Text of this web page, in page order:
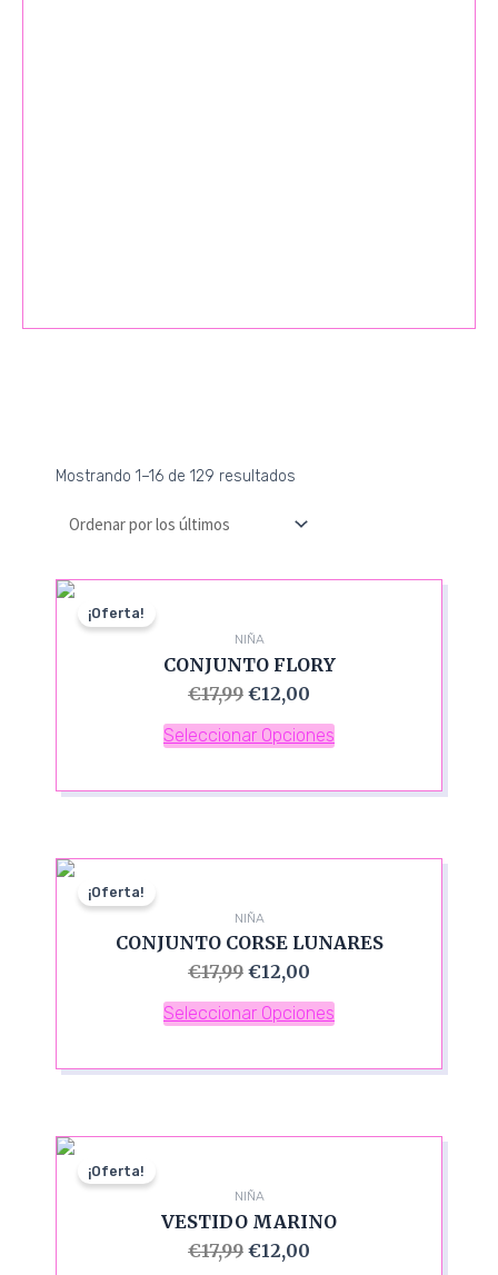
Mostrando 1–16 de 129 resultados
¡Oferta!
NIÑA
CONJUNTO FLORY
€17,99 €12,00
Seleccionar Opciones
¡Oferta!
NIÑA
CONJUNTO CORSE LUNARES
€17,99 €12,00
Seleccionar Opciones
¡Oferta!
NIÑA
VESTIDO MARINO
€17,99 €12,00